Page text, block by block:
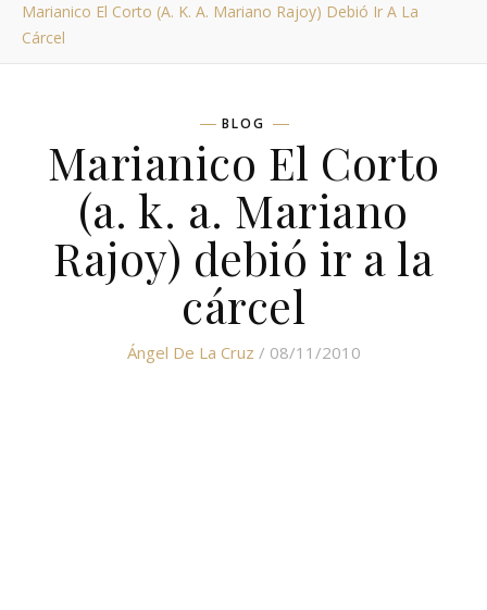
Marianico El Corto (a. K. A. Mariano Rajoy) Debió Ir A La
Cárcel
BLOG
Marianico El Corto
(a. k. a. Mariano
Rajoy) debió ir a la
cárcel
Ángel De La Cruz / 08/11/2010